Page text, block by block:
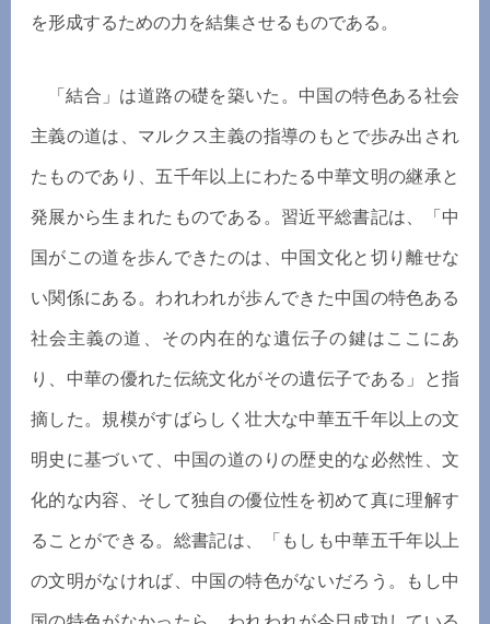
を形成するための力を結集させるものである。
「結合」は道路の礎を築いた。中国の特色ある社会
主義の道は、マルクス主義の指導のもとで歩み出され
たものであり、五千年以上にわたる中華文明の継承と
発展から生まれたものである。習近平総書記は、「中
国がこの道を歩んできたのは、中国文化と切り離せな
い関係にある。われわれが歩んできた中国の特色ある
社会主義の道、その内在的な遺伝子の鍵はここにあ
り、中華の優れた伝統文化がその遺伝子である」と指
摘した。規模がすばらしく壮大な中華五千年以上の文
明史に基づいて、中国の道のりの歴史的な必然性、文
化的な内容、そして独自の優位性を初めて真に理解す
ることができる。総書記は、「もしも中華五千年以上
の文明がなければ、中国の特色がないだろう。もし中